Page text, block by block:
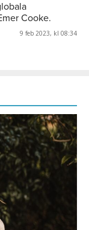
Cooke.
9 feb 2023, kl 08:34